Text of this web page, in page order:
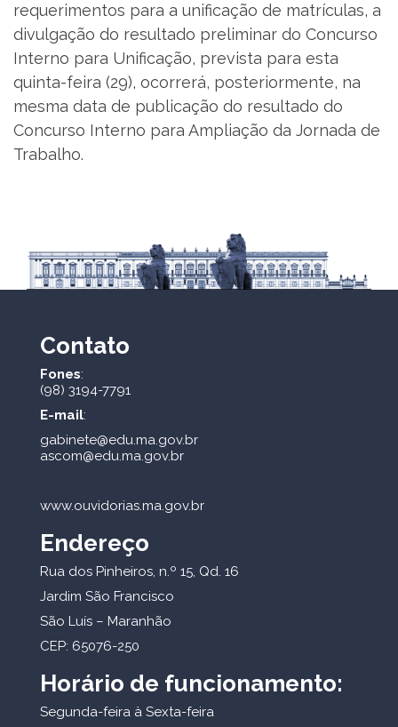
requerimentos para a unificação de matrículas, a
divulgação do resultado preliminar do Concurso
Interno para Unificação, prevista para esta
quinta-feira (29), ocorrerá, posteriormente, na
mesma data de publicação do resultado do
Concurso Interno para Ampliação da Jornada de
Trabalho.
Contato
Fones:
(98) 3194-7791
E-mail:
gabinete@edu.ma.gov.br
ascom@edu.ma.gov.br
www.ouvidorias.ma.gov.br
Endereço
Rua dos Pinheiros, n.º 15, Qd. 16
Jardim São Francisco
São Luís – Maranhão
CEP: 65076-250
Horário de funcionamento:
Segunda-feira à Sexta-feira